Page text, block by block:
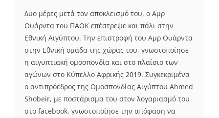
Δυο μέρες μετά τον αποκλεισμό του, ο Αμρ
Ουάρντα του ΠΑΟΚ επέστρεψε και πάλι στην
Εθνική Αιγύπτου. Την επιστροφή του Αμρ Ουάρντα
στην Εθνική ομάδα της χώρας του, γνωστοποίησε
η αιγυπτιακή ομοσπονδία και στο πλαίσιο των
αγώνων στο Κύπελλο Αφρικής 2019. Συγκεκριμένα
ο αντιπρόεδρος της Ομοσπονδίας Αιγύπτου Ahmed
Shobeir, με ποστάρισμα του στον λογαριασμό του
στο facebook, γνωστοποίησε την απόφαση να